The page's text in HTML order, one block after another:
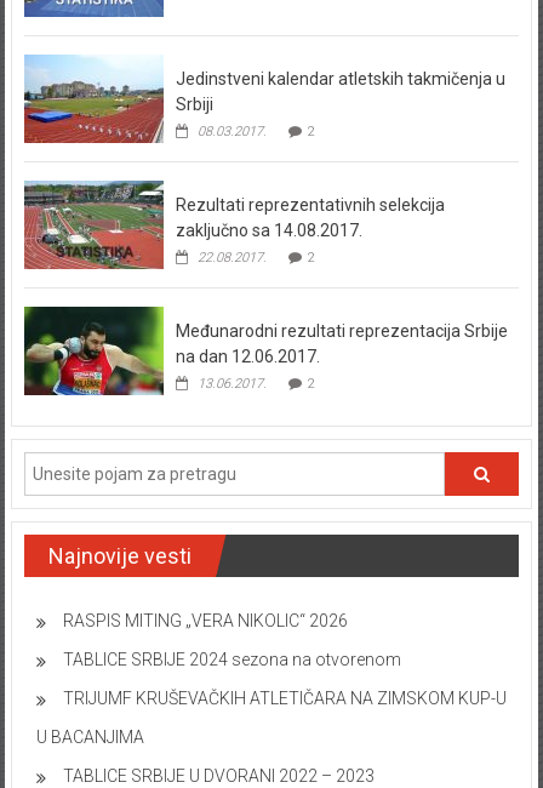
Jedinstveni kalendar atletskih takmičenja u
Srbiji
08.03.2017. 2
Rezultati reprezentativnih selekcija
zaključno sa 14.08.2017.
22.08.2017. 2
Međunarodni rezultati reprezentacija Srbije
na dan 12.06.2017.
13.06.2017. 2
Najnovije vesti
RASPIS MITING „VERA NIKOLIC“ 2026
TABLICE SRBIJE 2024 sezona na otvorenom
TRIJUMF KRUŠEVAČKIH ATLETIČARA NA ZIMSKOM KUP-U
U BACANJIMA
TABLICE SRBIJE U DVORANI 2022 – 2023